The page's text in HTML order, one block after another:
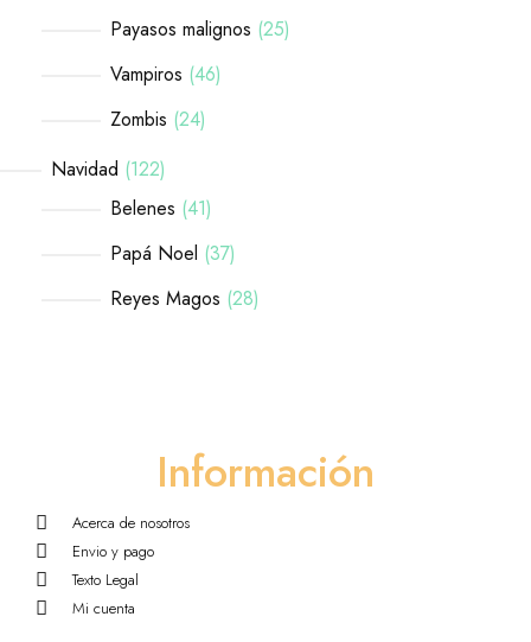
Payasos malignos 25
Vampiros 46
Zombis 24
Navidad 122
Belenes 41
Papá Noel 37
Reyes Magos 28
Información
Acerca de nosotros
Envio y pago
Texto Legal
Mi cuenta